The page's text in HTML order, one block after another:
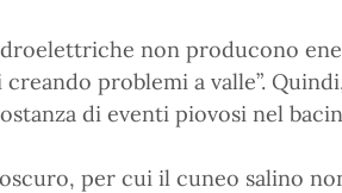
non producono
creando problemi a valle”.
di eventi piovosi nel
per cui il cuneo salino